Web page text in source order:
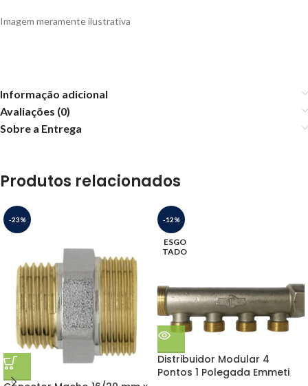
Imagem meramente ilustrativa
Informação adicional
Avaliações (0)
Sobre a Entrega
Produtos relacionados
-23% -12%
ESGO
TADO
Distribuidor Modular 4
Pontos 1 Polegada Emmeti